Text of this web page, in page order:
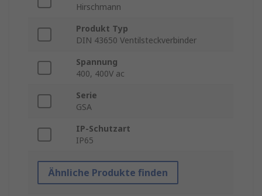
Hirschmann
Produkt Typ
DIN 43650 Ventilsteckverbinder
Spannung
400, 400V ac
Serie
GSA
IP-Schutzart
IP65
Ähnliche Produkte finden